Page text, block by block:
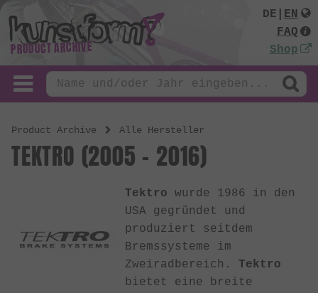
PRODUCT ARCHIVE
DE
EN
FAQ
Shop
Product Archive Alle Hersteller
TEKTRO (2005 - 2016)
Tektro wurde 1986 in den
USA gegründet und
produziert seitdem
Bremssysteme im
Zweiradbereich. Tektro
bietet eine breite